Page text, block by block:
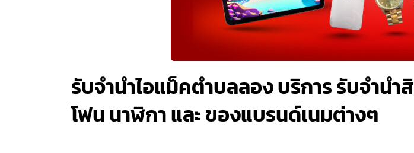
รับจำนำไอแม็คตำบลลอง บริการ รับจำนำ
โฟน นาฬิกา และ ของแบรนด์เนมต่างๆ